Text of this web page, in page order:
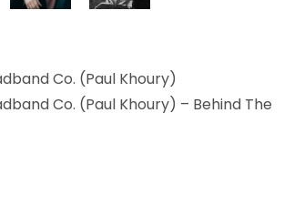
Co. (Paul Khoury)
Co. (Paul Khoury) – Behind The